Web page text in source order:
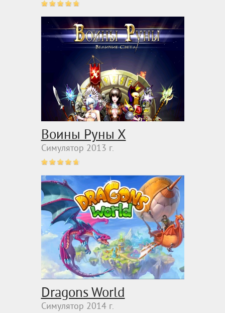
Воины Руны Х
Симулятор 2013 г.
Dragons World
Симулятор 2014 г.